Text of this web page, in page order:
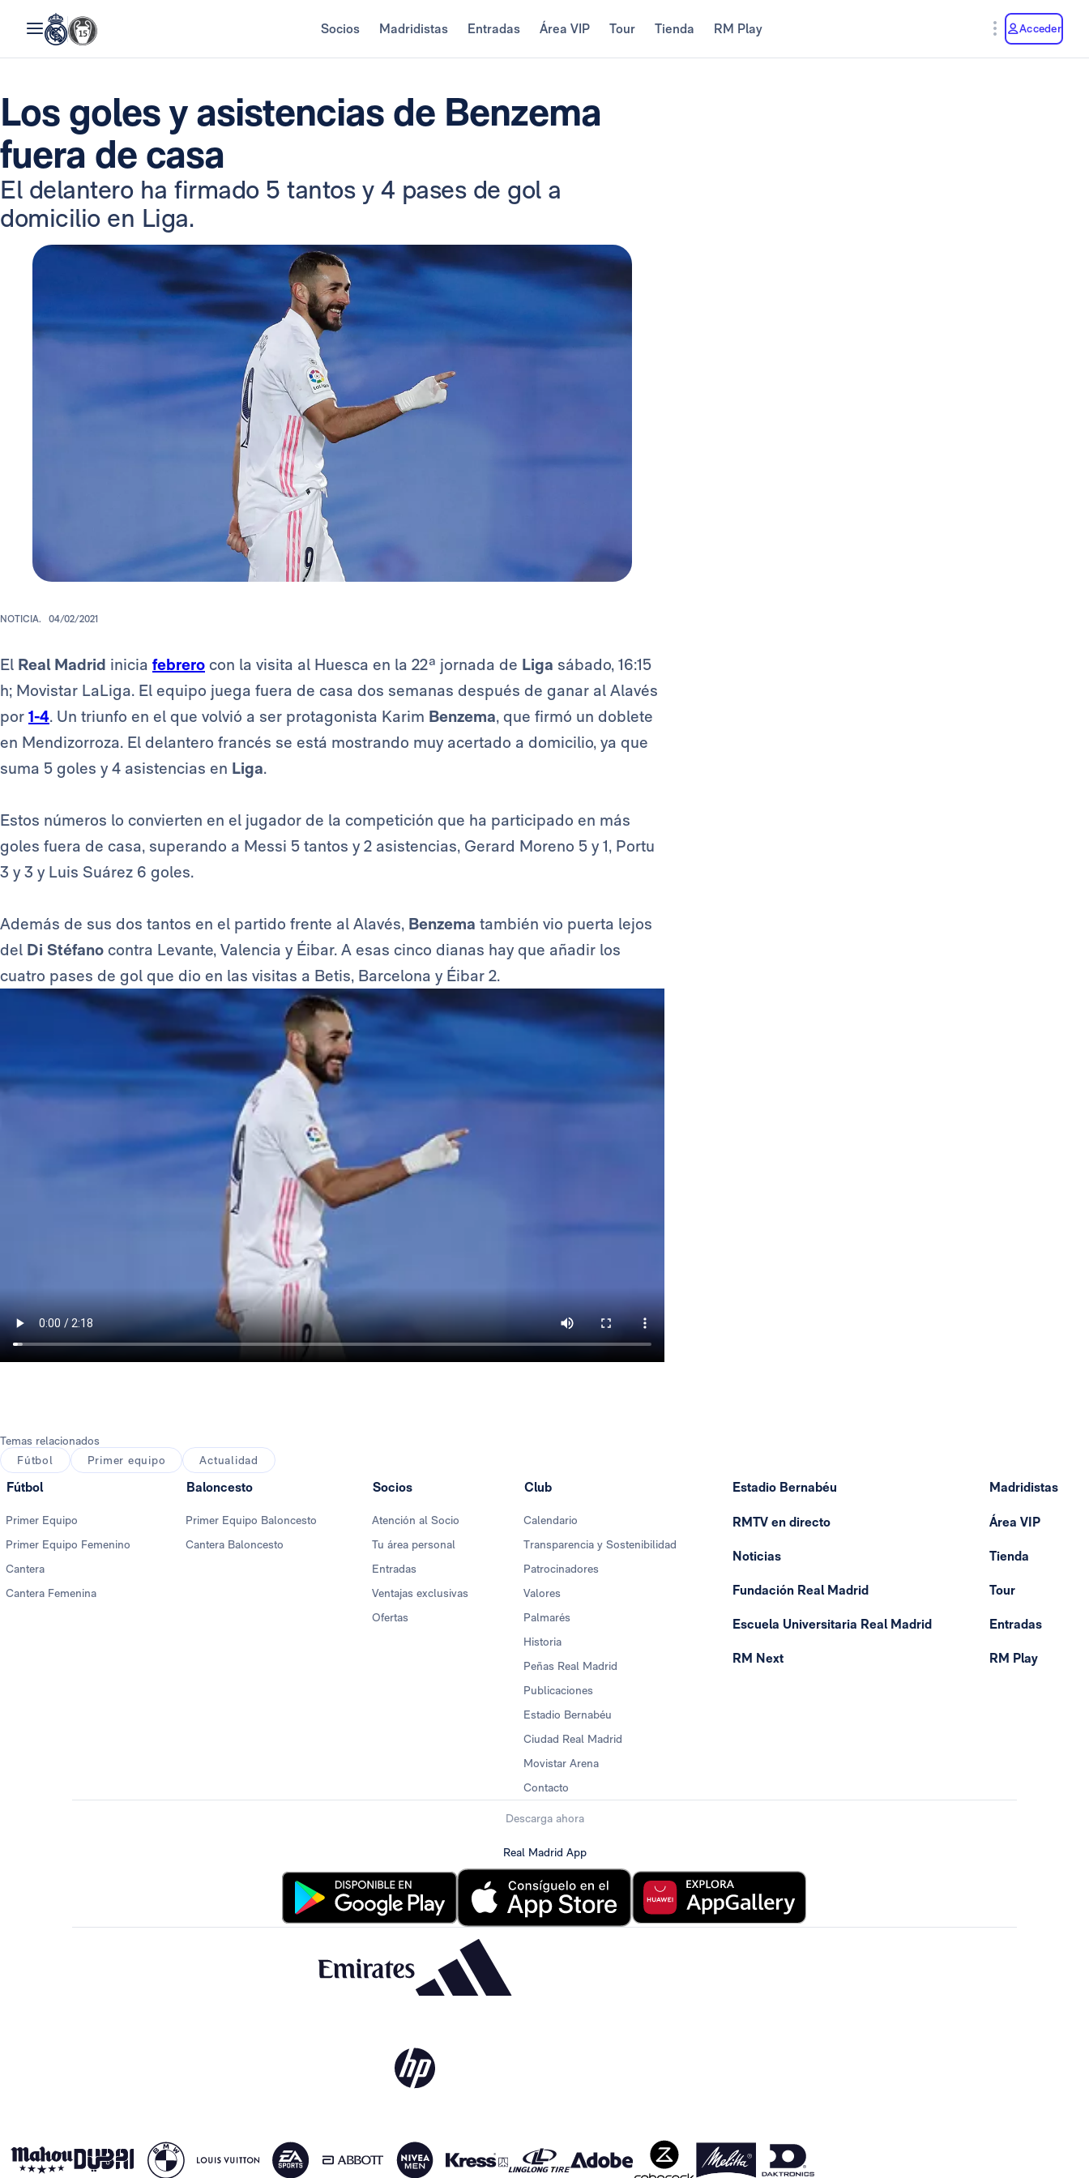
Socios Madridistas Entradas Área VIP Tour Tienda RM Play Acceder
Los goles y asistencias de Benzema
fuera de casa
El delantero ha firmado 5 tantos y 4 pases de gol a
domicilio en Liga.
NOTICIA. 04/02/2021
El Real Madrid inicia febrero con la visita al Huesca en la 22ª jornada de Liga sábado, 16:15
h; Movistar LaLiga. El equipo juega fuera de casa dos semanas después de ganar al Alavés
por 1-4. Un triunfo en el que volvió a ser protagonista Karim Benzema, que firmó un doblete
en Mendizorroza. El delantero francés se está mostrando muy acertado a domicilio, ya que
suma 5 goles y 4 asistencias en Liga.
Estos números lo convierten en el jugador de la competición que ha participado en más
goles fuera de casa, superando a Messi 5 tantos y 2 asistencias, Gerard Moreno 5 y 1, Portu
3 y 3 y Luis Suárez 6 goles.
Además de sus dos tantos en el partido frente al Alavés, Benzema también vio puerta lejos
del Di Stéfano contra Levante, Valencia y Éibar. A esas cinco dianas hay que añadir los
cuatro pases de gol que dio en las visitas a Betis, Barcelona y Éibar 2.
Temas relacionados
Fútbol
Primer equipo Actualidad
Fútbol
Primer Equipo
Primer Equipo Femenino
Cantera
Cantera Femenina
Baloncesto
Primer Equipo Baloncesto
Cantera Baloncesto
Socios
Atención al Socio
Tu área personal
Entradas
Ventajas exclusivas
Ofertas
Club
Calendario
Transparencia y Sostenibilidad
Patrocinadores
Valores
Palmarés
Historia
Peñas Real Madrid
Publicaciones
Estadio Bernabéu
Ciudad Real Madrid
Movistar Arena
Contacto
Estadio Bernabéu
RMTV en directo
Noticias
Fundación Real Madrid
Escuela Universitaria Real Madrid
RM Next
Madridistas
Área VIP
Tienda
Tour
Entradas
RM Play
Descarga ahora
Real Madrid App